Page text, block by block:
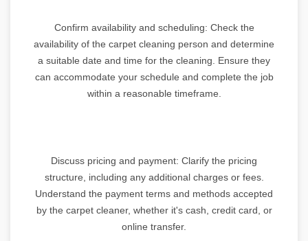
Confirm availability and scheduling: Check the
availability of the carpet cleaning person and determine
a suitable date and time for the cleaning. Ensure they
can accommodate your schedule and complete the job
within a reasonable timeframe.
Discuss pricing and payment: Clarify the pricing
structure, including any additional charges or fees.
Understand the payment terms and methods accepted
by the carpet cleaner, whether it's cash, credit card, or
online transfer.